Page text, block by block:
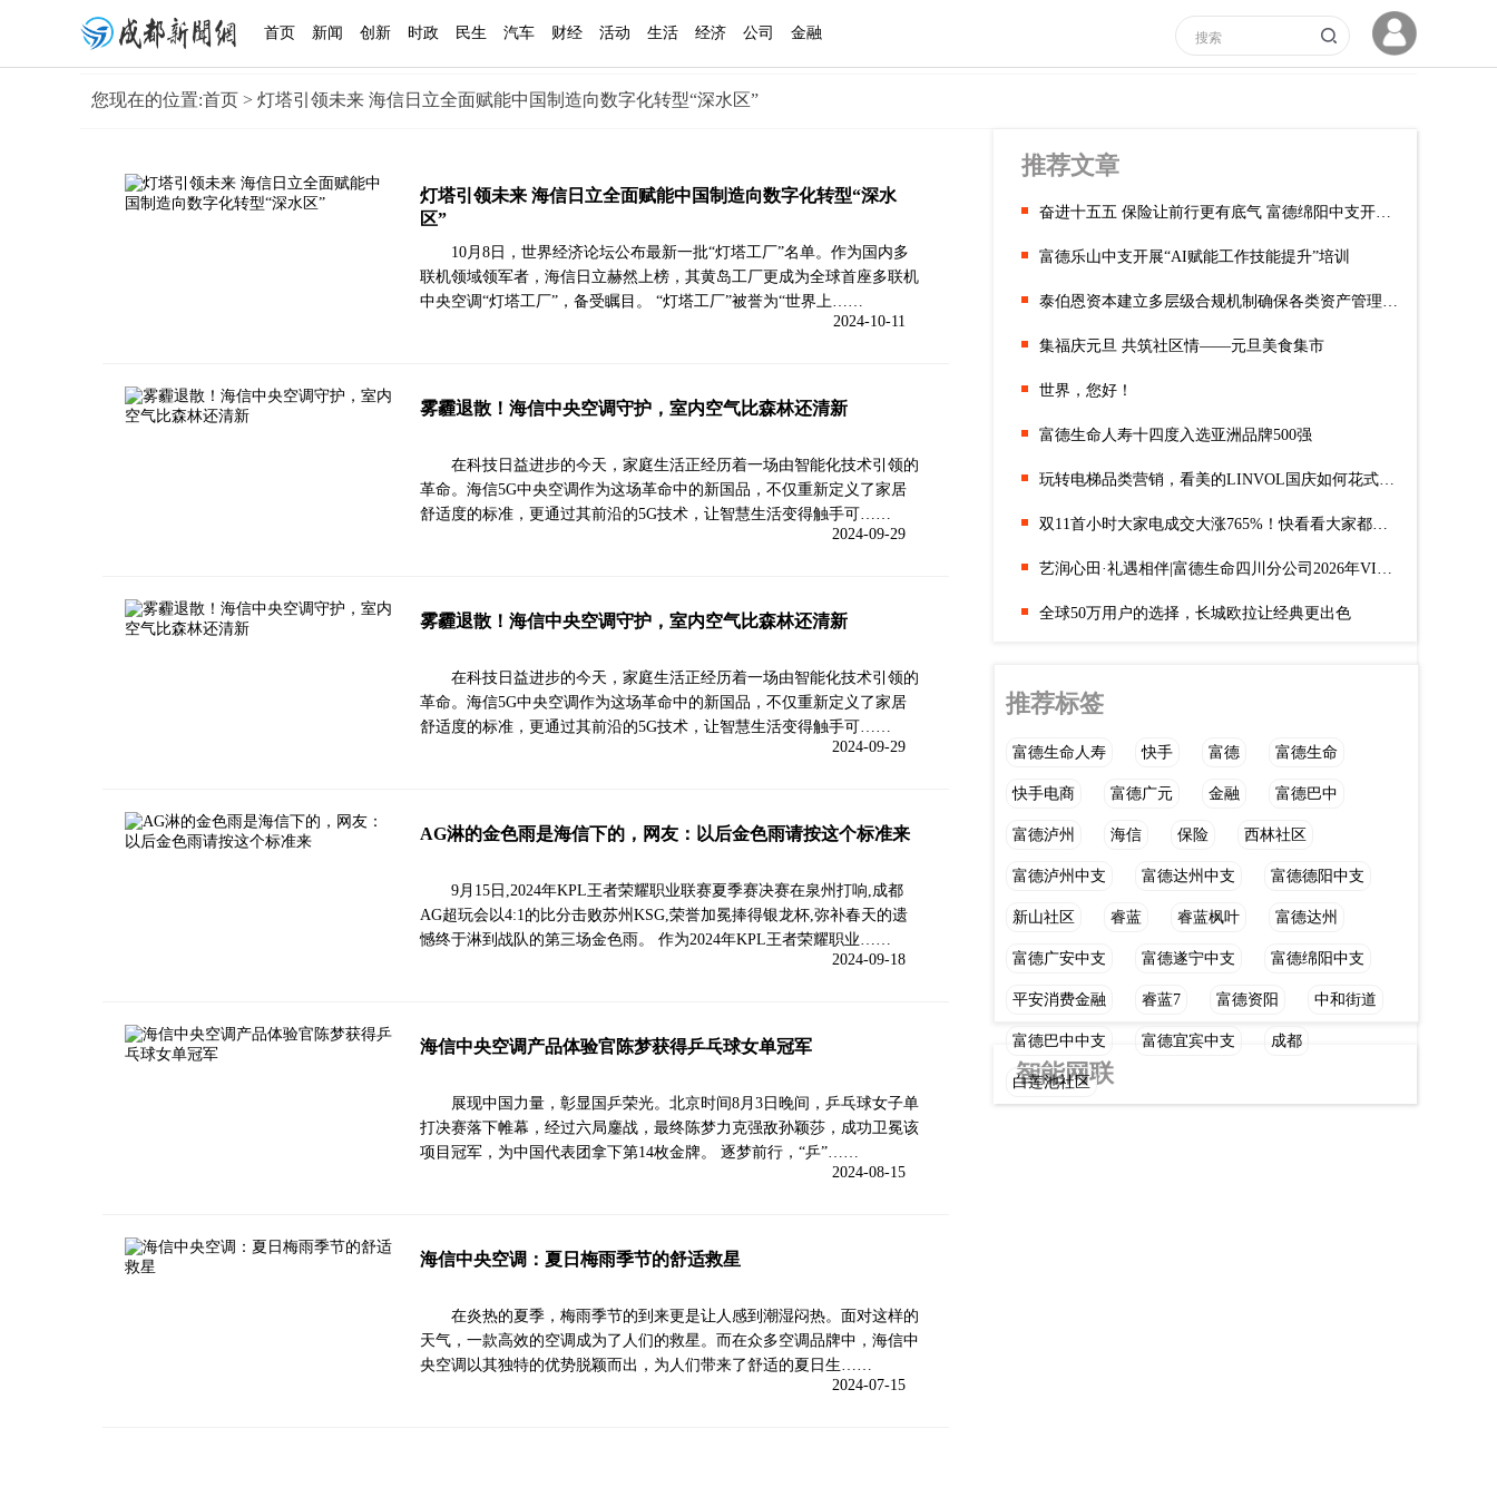
首页 新闻 创新 时政 民生 汽车 财经 活动 生活 经济 公司 金融
您现在的位置:首页 > 灯塔引领未来 海信日立全面赋能中国制造向数字化转型“深水区”
灯塔引领未来 海信日立全面赋能中国制造向数字化转型“深水
区”
10月8日，世界经济论坛公布最新一批“灯塔工厂”名单。作为国内多
联机领域领军者，海信日立赫然上榜，其黄岛工厂更成为全球首座多联机
中央空调“灯塔工厂”，备受瞩目。 “灯塔工厂”被誉为“世界上……
2024-10-11
雾霾退散！海信中央空调守护，室内空气比森林还清新
在科技日益进步的今天，家庭生活正经历着一场由智能化技术引领的
革命。海信5G中央空调作为这场革命中的新国品，不仅重新定义了家居
舒适度的标准，更通过其前沿的5G技术，让智慧生活变得触手可……
2024-09-29
雾霾退散！海信中央空调守护，室内空气比森林还清新
在科技日益进步的今天，家庭生活正经历着一场由智能化技术引领的
革命。海信5G中央空调作为这场革命中的新国品，不仅重新定义了家居
舒适度的标准，更通过其前沿的5G技术，让智慧生活变得触手可……
2024-09-29
AG淋的金色雨是海信下的，网友：以后金色雨请按这个标准来
9月15日,2024年KPL王者荣耀职业联赛夏季赛决赛在泉州打响,成都
AG超玩会以4:1的比分击败苏州KSG,荣誉加冕捧得银龙杯,弥补春天的遗
憾终于淋到战队的第三场金色雨。 作为2024年KPL王者荣耀职业……
2024-09-18
海信中央空调产品体验官陈梦获得乒乓球女单冠军
展现中国力量，彰显国乒荣光。北京时间8月3日晚间，乒乓球女子单
打决赛落下帷幕，经过六局鏖战，最终陈梦力克强敌孙颖莎，成功卫冕该
项目冠军，为中国代表团拿下第14枚金牌。 逐梦前行，“乒”……
2024-08-15
海信中央空调：夏日梅雨季节的舒适救星
在炎热的夏季，梅雨季节的到来更是让人感到潮湿闷热。面对这样的
天气，一款高效的空调成为了人们的救星。而在众多空调品牌中，海信中
央空调以其独特的优势脱颖而出，为人们带来了舒适的夏日生……
2024-07-15
推荐文章
奋进十五五 保险让前行更有底气 富德绵阳中支开展7·8保险公众宣
富德乐山中支开展“AI赋能工作技能提升”培训
泰伯恩资本建立多层级合规机制确保各类资产管理操作的合法合规性
集福庆元旦 共筑社区情——元旦美食集市
世界，您好！
富德生命人寿十四度入选亚洲品牌500强
玩转电梯品类营销，看美的LINVOL国庆如何花式整活?
双11首小时大家电成交大涨765%！快看看大家都买了些什么
艺润心田·礼遇相伴|富德生命四川分公司2026年VIP艺术季邀您观剧
全球50万用户的选择，长城欧拉让经典更出色
推荐标签
富德生命人寿 快手 富德 富德生命
快手电商 富德广元 金融 富德巴中
富德泸州 海信 保险 西林社区
富德泸州中支 富德达州中支 富德德阳中支
新山社区 睿蓝 睿蓝枫叶 富德达州
富德广安中支 富德遂宁中支 富德绵阳中支
平安消费金融 睿蓝7 富德资阳 中和街道
富德巴中中支 富德宜宾中支 成都
白莲池社区
智能网联